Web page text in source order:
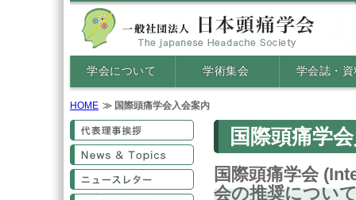
学会について 学術集会 学会誌・資
HOME
国際頭痛学会入会案内
代表理事挨拶
News&Topics
ニュースレター
国際頭痛学
国際頭痛学会
会の推奨につい